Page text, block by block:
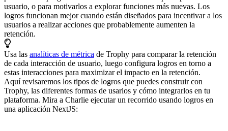
usuario, o para motivarlos a explorar funciones más nuevas. Los
logros funcionan mejor cuando están diseñados para incentivar a los
usuarios a realizar acciones que probablemente aumenten la
retención.
Usa las analíticas de métrica de Trophy para comparar la retención
de cada interacción de usuario, luego configura logros en torno a
estas interacciones para maximizar el impacto en la retención.
Aquí revisaremos los tipos de logros que puedes construir con
Trophy, las diferentes formas de usarlos y cómo integrarlos en tu
plataforma. Mira a Charlie ejecutar un recorrido usando logros en
una aplicación NextJS: